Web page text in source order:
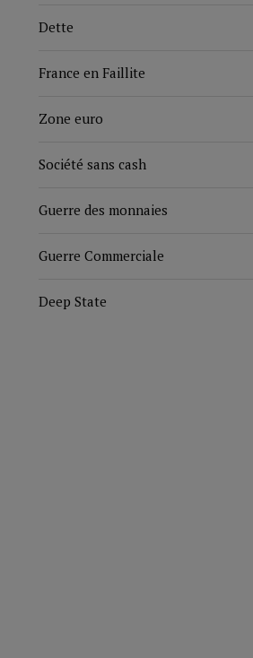
Dette
France en Faillite
Zone euro
Société sans cash
Guerre des monnaies
Guerre Commerciale
Deep State